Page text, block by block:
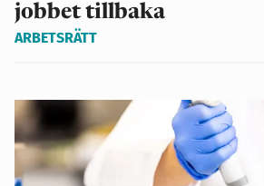
jobbet tillbaka
ARBETSRÄTT